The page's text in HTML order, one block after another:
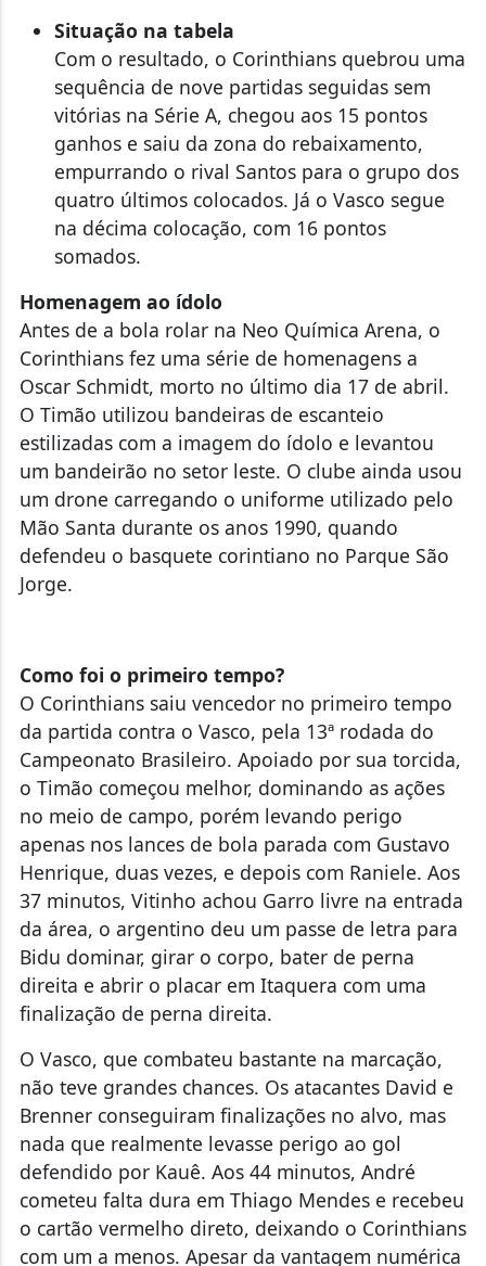
Situação na tabela
Com o resultado, o Corinthians quebrou uma
sequência de nove partidas seguidas sem
vitórias na Série A, chegou aos 15 pontos
ganhos e saiu da zona do rebaixamento,
empurrando o rival Santos para o grupo dos
quatro últimos colocados. Já o Vasco segue
na décima colocação, com 16 pontos
somados.
Homenagem ao ídolo
Antes de a bola rolar na Neo Química Arena, o
Corinthians fez uma série de homenagens a
Oscar Schmidt, morto no último dia 17 de abril.
O Timão utilizou bandeiras de escanteio
estilizadas com a imagem do ídolo e levantou
um bandeirão no setor leste. O clube ainda usou
um drone carregando o uniforme utilizado pelo
Mão Santa durante os anos 1990, quando
defendeu o basquete corintiano no Parque São
Jorge.
Como foi o primeiro tempo?
O Corinthians saiu vencedor no primeiro tempo
da partida contra o Vasco, pela 13ª rodada do
Campeonato Brasileiro. Apoiado por sua torcida,
o Timão começou melhor, dominando as ações
no meio de campo, porém levando perigo
apenas nos lances de bola parada com Gustavo
Henrique, duas vezes, e depois com Raniele. Aos
37 minutos, Vitinho achou Garro livre na entrada
da área, o argentino deu um passe de letra para
Bidu dominar, girar o corpo, bater de perna
direita e abrir o placar em Itaquera com uma
finalização de perna direita.
O Vasco, que combateu bastante na marcação,
não teve grandes chances. Os atacantes David e
Brenner conseguiram finalizações no alvo, mas
nada que realmente levasse perigo ao gol
defendido por Kauê. Aos 44 minutos, André
cometeu falta dura em Thiago Mendes e recebeu
o cartão vermelho direto, deixando o Corinthians
com um a menos. Apesar da vantagem numérica